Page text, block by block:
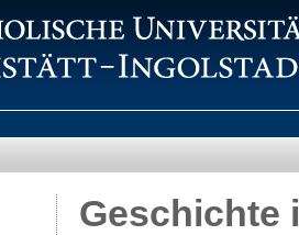
Geschichte